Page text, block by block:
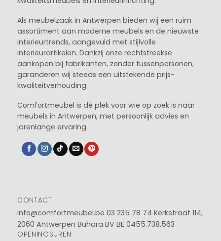
Als meubelzaak in Antwerpen bieden wij een ruim
assortiment aan moderne meubels en de nieuwste
interieurtrends, aangevuld met stijlvolle
interieurartikelen. Dankzij onze rechtstreekse
aankopen bij fabrikanten, zonder tussenpersonen,
garanderen wij steeds een uitstekende prijs-
kwaliteitverhouding.
Comfortmeubel is dé plek voor wie op zoek is naar
meubels in Antwerpen, met persoonlijk advies en
jarenlange ervaring.
CONTACT
info@comfortmeubel.be 03 235 78 74 Kerkstraat 114,
2060 Antwerpen Buhara BV BE 0455.738.563
OPENINGSUREN